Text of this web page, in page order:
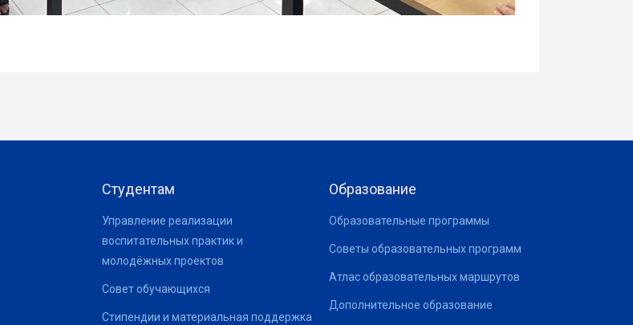
Студентам
Управление реализации
воспитательных практик и
молодёжных проектов
Совет обучающихся
Стипендии и материальная поддержка
Образование
Образовательные программы
Советы образовательных программ
Атлас образовательных маршрутов
Дополнительное образование